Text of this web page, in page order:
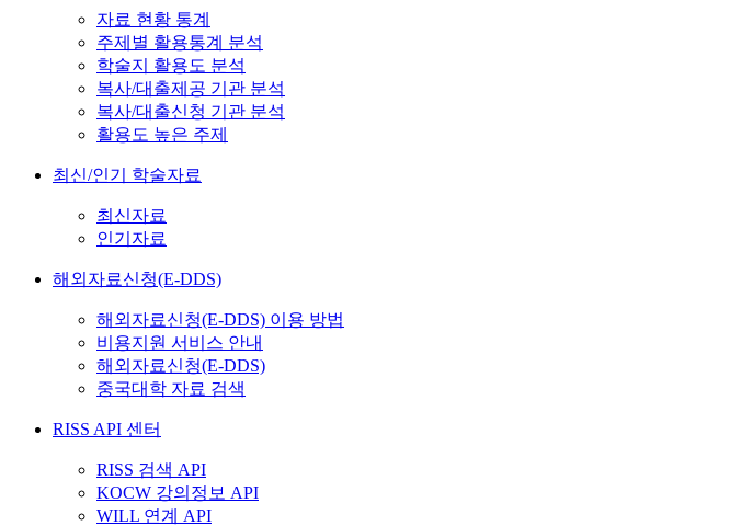
자료 현황 통계
주제별 활용통계 분석
학술지 활용도 분석
복사/대출제공 기관 분석
복사/대출신청 기관 분석
활용도 높은 주제
최신/인기 학술자료
최신자료
인기자료
해외자료신청(E-DDS)
해외자료신청(E-DDS) 이용 방법
비용지원 서비스 안내
해외자료신청(E-DDS)
중국대학 자료 검색
RISS API 센터
RISS 검색 API
KOCW 강의정보 API
WILL 연계 API